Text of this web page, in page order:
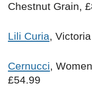
Chestnut Grain,
Lili Curia,
Cernucci,
£54.99